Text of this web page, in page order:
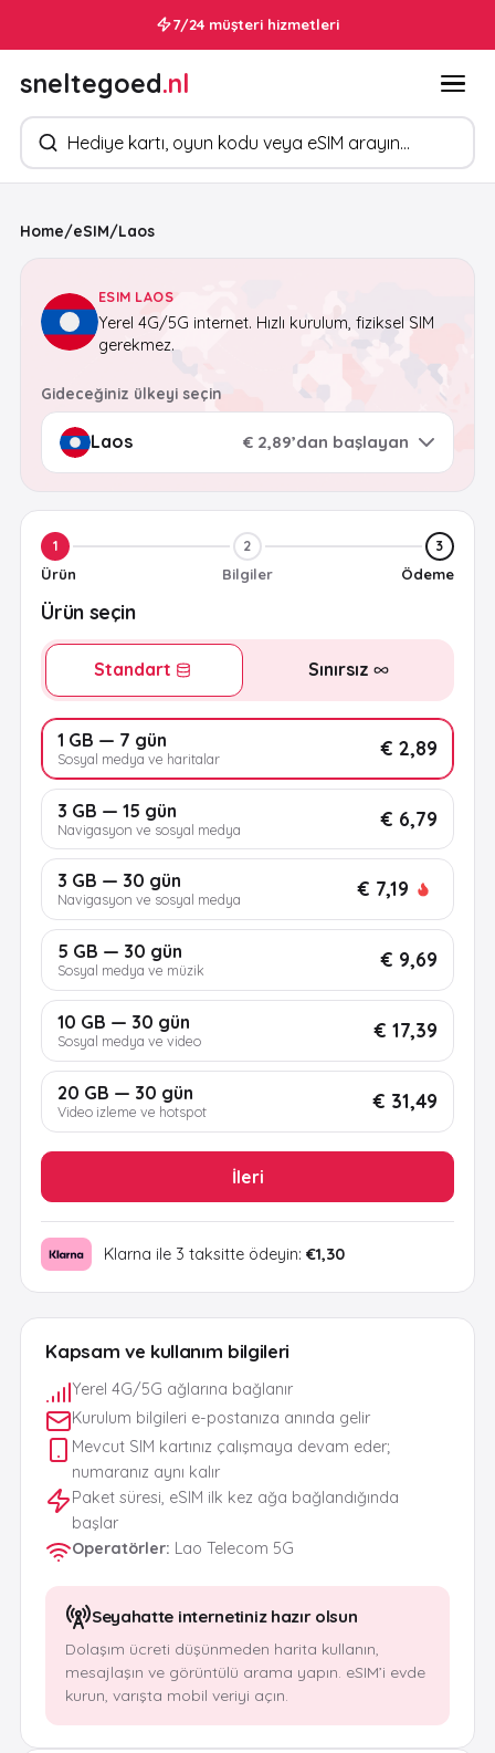
7/24 müşteri hizmetleri
sneltegoed.nl
Ürün arayın
Home/eSIM/Laos
ESIM LAOS
Yerel 4G/5G internet. Hızlı kurulum, fiziksel SIM
gerekmez.
Gideceğiniz ülkeyi seçin
€ 2,89’dan başlayan
Kapsam ve kullanım bilgileri
Yerel 4G/5G ağlarına bağlanır
Kurulum bilgileri e-postanıza anında gelir
Mevcut SIM kartınız çalışmaya devam eder;
numaranız aynı kalır
Paket süresi, eSIM ilk kez ağa bağlandığında
başlar
Operatörler: Lao Telecom 5G
Seyahatte internetiniz hazır olsun
Dolaşım ücreti düşünmeden harita kullanın,
mesajlaşın ve görüntülü arama yapın. eSIM’i evde
kurun, varışta mobil veriyi açın.
1
Ürün
2
Bilgiler
3
Ödeme
Ürün seçin
Standart Sınırsız
1 GB — 7 gün
Sosyal medya ve haritalar € 2,89
3 GB — 15 gün
Navigasyon ve sosyal medya € 6,79
3 GB — 30 gün
Navigasyon ve sosyal medya € 7,19
5 GB — 30 gün
Sosyal medya ve müzik € 9,69
10 GB — 30 gün
Sosyal medya ve video € 17,39
20 GB — 30 gün
Video izleme ve hotspot € 31,49
İleri
Klarna ile 3 taksitte ödeyin: €1,30